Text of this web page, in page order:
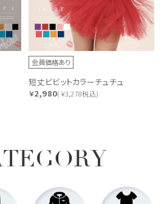
会員価格あり
短丈ビビットカラーチュチュ
￥2,980(￥3,278税込)